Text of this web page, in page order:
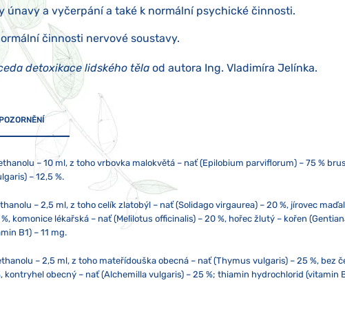
únavy a vyčerpání a také k normální psychické činnosti.
činnosti nervové soustavy.
detoxikace lidského těla od autora Ing. Vladimíra Jelínka.
– 10 ml, z toho vrbovka malokvětá – nať (Epilobium parviflorum) – 75 %
– 12,5 %.
– 2,5 ml, z toho celík zlatobýl – nať (Solidago virgaurea) – 20 %, jírovec
komonice lékařská – nať (Melilotus officinalis) – 20 %, hořec žlutý – kořen
B1) – 11 mg.
– 2,5 ml, z toho mateřídouška obecná – nať (Thymus vulgaris) – 25 %, bez
obecný – nať (Alchemilla vulgaris) – 25 %; thiamin hydrochlorid (vitamin
zároveň, doporučujeme aplikaci s odstupem alespoň jedné minuty. Nepřekračujte
silnému elektromagnetickému poli (tj. ne méně než pět centimetrů od
náhrada pestré stravy a nenahrazuje léky předepsané lékařem. Ukládejte